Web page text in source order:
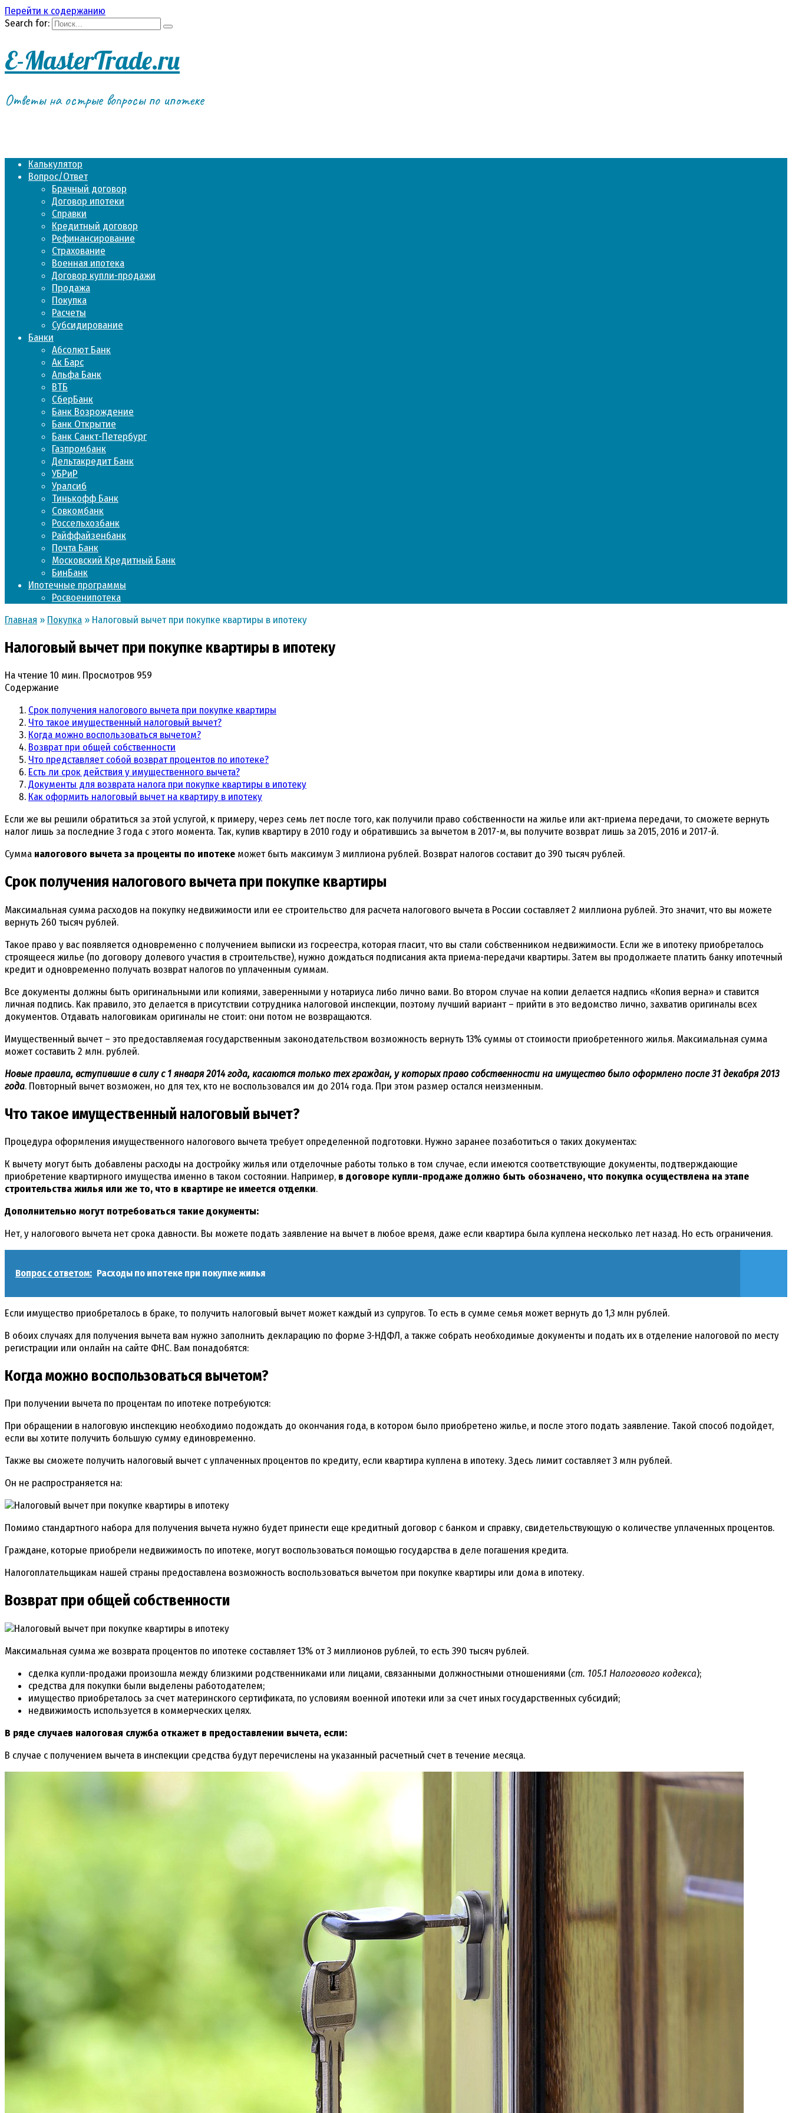
Перейти к содержанию
Search for:
E-MasterTrade.ru
Ответы на острые вопросы по ипотеке
Калькулятор
Вопрос/Ответ
Брачный договор
Договор ипотеки
Справки
Кредитный договор
Рефинансирование
Страхование
Военная ипотека
Договор купли-продажи
Продажа
Покупка
Расчеты
Субсидирование
Банки
Абсолют Банк
Ак Барс
Альфа Банк
ВТБ
СберБанк
Банк Возрождение
Банк Открытие
Банк Санкт-Петербург
Газпромбанк
Дельтакредит Банк
УБРиР
Уралсиб
Тинькофф Банк
Совкомбанк
Россельхозбанк
Райффайзенбанк
Почта Банк
Московский Кредитный Банк
БинБанк
Ипотечные программы
Росвоенипотека
Главная » Покупка » Налоговый вычет при покупке квартиры в ипотеку
Налоговый вычет при покупке квартиры в ипотеку
На чтение 10 мин. Просмотров 959
Содержание
Срок получения налогового вычета при покупке квартиры
Что такое имущественный налоговый вычет?
Когда можно воспользоваться вычетом?
Возврат при общей собственности
Что представляет собой возврат процентов по ипотеке?
Есть ли срок действия у имущественного вычета?
Документы для возврата налога при покупке квартиры в ипотеку
Как оформить налоговый вычет на квартиру в ипотеку
Если же вы решили обратиться за этой услугой, к примеру, через семь лет после того, как получили право собственности на жилье или акт-приема передачи, то сможете вернуть
налог лишь за последние 3 года с этого момента. Так, купив квартиру в 2010 году и обратившись за вычетом в 2017-м, вы получите возврат лишь за 2015, 2016 и 2017-й.
Сумма налогового вычета за проценты по ипотеке может быть максимум 3 миллиона рублей. Возврат налогов составит до 390 тысяч рублей.
Срок получения налогового вычета при покупке квартиры
Максимальная сумма расходов на покупку недвижимости или ее строительство для расчета налогового вычета в России составляет 2 миллиона рублей. Это значит, что вы можете
вернуть 260 тысяч рублей.
Такое право у вас появляется одновременно с получением выписки из госреестра, которая гласит, что вы стали собственником недвижимости. Если же в ипотеку приобреталось
строящееся жилье (по договору долевого участия в строительстве), нужно дождаться подписания акта приема-передачи квартиры. Затем вы продолжаете платить банку ипотечный
кредит и одновременно получать возврат налогов по уплаченным суммам.
Все документы должны быть оригинальными или копиями, заверенными у нотариуса либо лично вами. Во втором случае на копии делается надпись «Копия верна» и ставится
личная подпись. Как правило, это делается в присутствии сотрудника налоговой инспекции, поэтому лучший вариант – прийти в это ведомство лично, захватив оригиналы всех
документов. Отдавать налоговикам оригиналы не стоит: они потом не возвращаются.
Имущественный вычет – это предоставляемая государственным законодательством возможность вернуть 13% суммы от стоимости приобретенного жилья. Максимальная сумма
может составить 2 млн. рублей.
Новые правила, вступившие в силу с 1 января 2014 года, касаются только тех граждан, у которых право собственности на имущество было оформлено после 31 декабря 2013
года. Повторный вычет возможен, но для тех, кто не воспользовался им до 2014 года. При этом размер остался неизменным.
Что такое имущественный налоговый вычет?
Процедура оформления имущественного налогового вычета требует определенной подготовки. Нужно заранее позаботиться о таких документах:
К вычету могут быть добавлены расходы на достройку жилья или отделочные работы только в том случае, если имеются соответствующие документы, подтверждающие
приобретение квартирного имущества именно в таком состоянии. Например, в договоре купли-продаже должно быть обозначено, что покупка осуществлена на этапе
строительства жилья или же то, что в квартире не имеется отделки.
Дополнительно могут потребоваться такие документы:
Нет, у налогового вычета нет срока давности. Вы можете подать заявление на вычет в любое время, даже если квартира была куплена несколько лет назад. Но есть ограничения.
Вопрос с ответом: Расходы по ипотеке при покупке жилья
Если имущество приобреталось в браке, то получить налоговый вычет может каждый из супругов. То есть в сумме семья может вернуть до 1,3 млн рублей.
В обоих случаях для получения вычета вам нужно заполнить декларацию по форме 3-НДФЛ, а также собрать необходимые документы и подать их в отделение налоговой по месту
регистрации или онлайн на сайте ФНС. Вам понадобятся:
Когда можно воспользоваться вычетом?
При получении вычета по процентам по ипотеке потребуются:
При обращении в налоговую инспекцию необходимо подождать до окончания года, в котором было приобретено жилье, и после этого подать заявление. Такой способ подойдет,
если вы хотите получить большую сумму единовременно.
Также вы сможете получить налоговый вычет с уплаченных процентов по кредиту, если квартира куплена в ипотеку. Здесь лимит составляет 3 млн рублей.
Он не распространяется на:
Помимо стандартного набора для получения вычета нужно будет принести еще кредитный договор с банком и справку, свидетельствующую о количестве уплаченных процентов.
Граждане, которые приобрели недвижимость по ипотеке, могут воспользоваться помощью государства в деле погашения кредита.
Налогоплательщикам нашей страны предоставлена возможность воспользоваться вычетом при покупке квартиры или дома в ипотеку.
Возврат при общей собственности
Максимальная сумма же возврата процентов по ипотеке составляет 13% от 3 миллионов рублей, то есть 390 тысяч рублей.
сделка купли-продажи произошла между близкими родственниками или лицами, связанными должностными отношениями (ст. 105.1 Налогового кодекса);
средства для покупки были выделены работодателем;
имущество приобреталось за счет материнского сертификата, по условиям военной ипотеки или за счет иных государственных субсидий;
недвижимость используется в коммерческих целях.
В ряде случаев налоговая служба откажет в предоставлении вычета, если:
В случае с получением вычета в инспекции средства будут перечислены на указанный расчетный счет в течение месяца.